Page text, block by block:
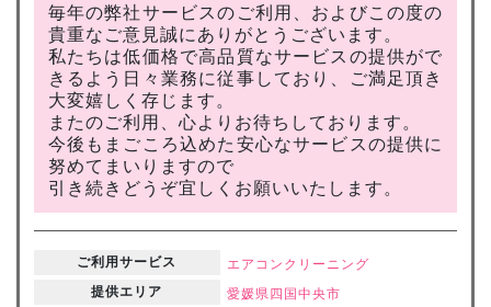
毎年の弊社サービスのご利用、およびこの度の
貴重なご意見誠にありがとうございます。
私たちは低価格で高品質なサービスの提供がで
きるよう日々業務に従事しており、ご満足頂き
大変嬉しく存じます。
またのご利用、心よりお待ちしております。
今後もまごころ込めた安心なサービスの提供に
努めてまいりますので
引き続きどうぞ宜しくお願いいたします。
ご利用サービス
エアコンクリーニング
提供エリア
愛媛県 四国中央市